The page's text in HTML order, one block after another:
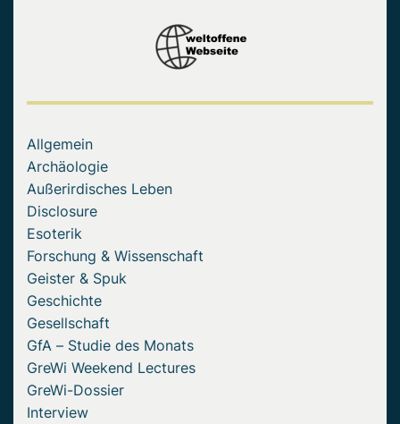
Allgemein
Archäologie
Außerirdisches Leben
Disclosure
Esoterik
Forschung & Wissenschaft
Geister & Spuk
Geschichte
Gesellschaft
GfA – Studie des Monats
GreWi Weekend Lectures
GreWi-Dossier
Interview